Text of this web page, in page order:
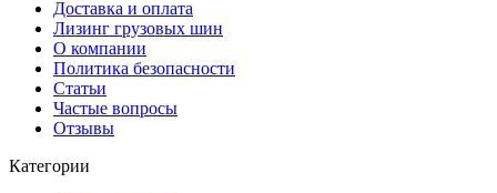
Доставка и оплата
Лизинг грузовых шин
О компании
Политика безопасности
Статьи
Частые вопросы
Отзывы
Категории